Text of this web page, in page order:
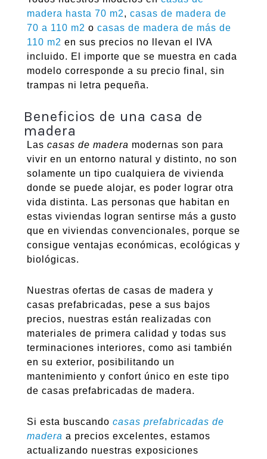
madera hasta 70 m2, casas de madera de
70 a 110 m2 o casas de madera de más de
110 m2 en sus precios no llevan el IVA
incluido. El importe que se muestra en cada
modelo corresponde a su precio final, sin
trampas ni letra pequeña.
Beneficios de una casa de
madera
Las casas de madera modernas son para
vivir en un entorno natural y distinto, no son
solamente un tipo cualquiera de vivienda
donde se puede alojar, es poder lograr otra
vida distinta. Las personas que habitan en
estas viviendas logran sentirse más a gusto
que en viviendas convencionales, porque se
consigue ventajas económicas, ecológicas y
biológicas.
Nuestras ofertas de casas de madera y
casas prefabricadas, pese a sus bajos
precios, nuestras están realizadas con
materiales de primera calidad y todas sus
terminaciones interiores, como asi también
en su exterior, posibilitando un
mantenimiento y confort único en este tipo
de casas prefabricadas de madera.
Si esta buscando casas prefabricadas de
madera a precios excelentes, estamos
actualizando nuestras exposiciones